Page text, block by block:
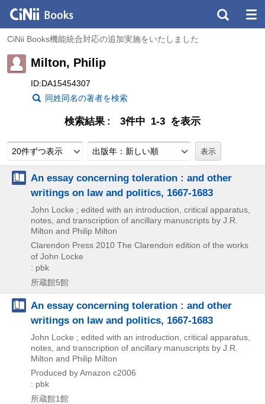
CiNii Books機能統合対応の追加実施をいたしました
Milton, Philip
ID:DA15454307
同姓同名の著者を検索
検索結果 3件中 1-3 を表示
20件ずつ表示 出版年：新しい順
An essay concerning toleration : and other
writings on law and politics, 1667-1683
John Locke ; edited with an introduction, critical apparatus,
notes, and transcription of ancillary manuscripts by J.R.
Milton and Philip Milton
Clarendon Press 2010 The Clarendon edition of the works
of John Locke
: pbk
所蔵館5館
An essay concerning toleration : and other
writings on law and politics, 1667-1683
John Locke ; edited with an introduction, critical apparatus,
notes, and transcription of ancillary manuscripts by J.R.
Milton and Philip Milton
Produced by Amazon c2006
: pbk
所蔵館1館